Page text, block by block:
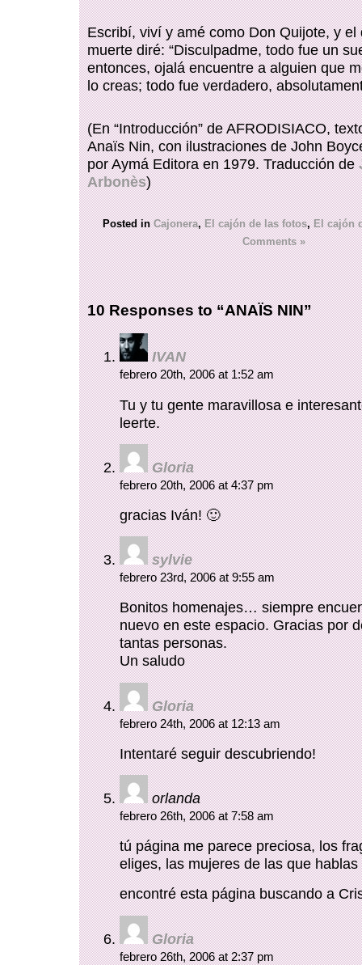
Escribí, viví y amé como Don Quijote, y el
muerte diré: “Disculpadme, todo fue un
entonces, ojalá encuentre a alguien que
lo creas; todo fue verdadero,
(En “Introducción” de AFRODISIACO,
Anaïs Nin, con ilustraciones de John
por Aymá Editora en 1979. Traducción de
Arbonès)
Posted inCajonera,El cajón de las fotos,El cajón
Comments »
10 Responses to “ANAÏS NIN”
IVAN
febrero 20th, 2006 at 1:52 am
Tu y tu gente maravillosa e
leerte.
Gloria
febrero 20th, 2006 at 4:37 pm
gracias Iván! 🙂
sylvie
febrero 23rd, 2006 at 9:55 am
Bonitos homenajes… siempre
nuevo en este espacio. Gracias por
tantas personas.
Un saludo
Gloria
febrero 24th, 2006 at 12:13 am
Intentaré seguir descubriendo!
orlanda
febrero 26th, 2006 at 7:58 am
tú página me parece preciosa, los
eliges, las mujeres de las que hablas
encontré esta página buscando a
Gloria
febrero 26th, 2006 at 2:37 pm